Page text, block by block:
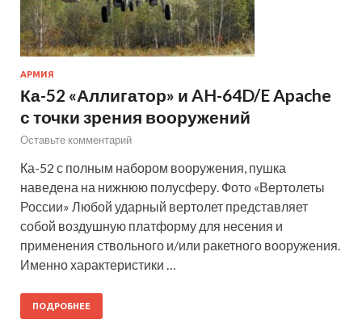
АРМИЯ
Ка-52 «Аллигатор» и AH-64D/E Apache
с точки зрения вооружений
Оставьте комментарий
Ка-52 с полным набором вооружения, пушка
наведена на нижнюю полусферу. Фото «Вертолеты
России» Любой ударный вертолет представляет
собой воздушную платформу для несения и
применения ствольного и/или ракетного вооружения.
Именно характеристики …
ПОДРОБНЕЕ